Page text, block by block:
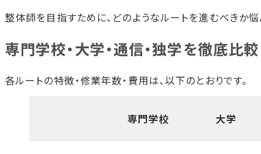
整体師を目指すために、どのようなルートを進むべきか悩
専門学校・大学・通信・独学を徹底比較
各ルートの特徴・修業年数・費用は、以下のとおりです。
専門学校 大学